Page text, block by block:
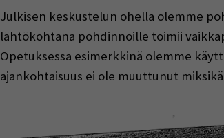
Julkisen keskustelun ohella olemme
lähtökohtana pohdinnoille toimii
Opetuksessa esimerkkinä olemme
ajankohtaisuus ei ole muuttunut